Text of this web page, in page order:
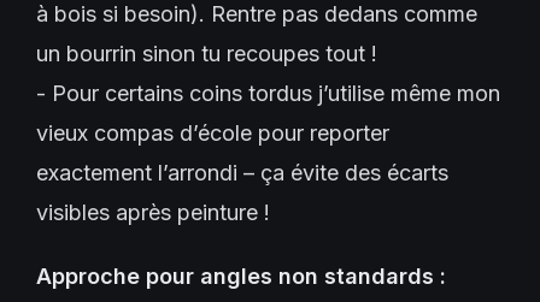
à bois si besoin). Rentre pas dedans comme
un bourrin sinon tu recoupes tout !
- Pour certains coins tordus j’utilise même mon
vieux compas d’école pour reporter
exactement l’arrondi – ça évite des écarts
visibles après peinture !
Approche pour angles non standards :